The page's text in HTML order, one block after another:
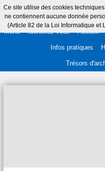
Ce site utilise des cookies
ne contiennent aucune donnée
(Article 82 de la Loi Informatique et
Menu Identifiez-vous Accueil
Infos pratiques
Trésors